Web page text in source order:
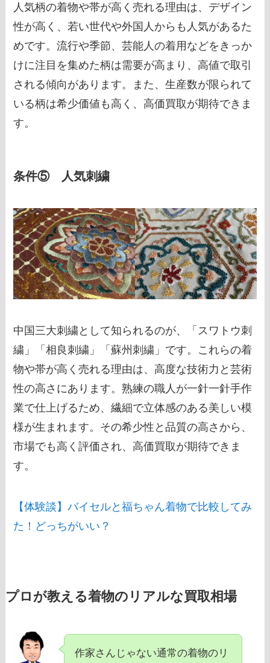
人気柄の着物や帯が高く売れる理由は、デザイン
性が高く、若い世代や外国人からも人気があるた
めです。流行や季節、芸能人の着用などをきっか
けに注目を集めた柄は需要が高まり、高値で取引
される傾向があります。また、生産数が限られて
いる柄は希少価値も高く、高価買取が期待できま
す。
条件⑤ 人気刺繍
中国三大刺繍として知られるのが、「スワトウ刺
繍」「相良刺繍」「蘇州刺繍」です。これらの着
物や帯が高く売れる理由は、高度な技術力と芸術
性の高さにあります。熟練の職人が一針一針手作
業で仕上げるため、繊細で立体感のある美しい模
様が生まれます。その希少性と品質の高さから、
市場でも高く評価され、高価買取が期待できま
す。
【体験談】バイセルと福ちゃん着物で比較してみ
た！どっちがいい？
プロが教える着物のリアルな買取相場
作家さんじゃない通常の着物のリ